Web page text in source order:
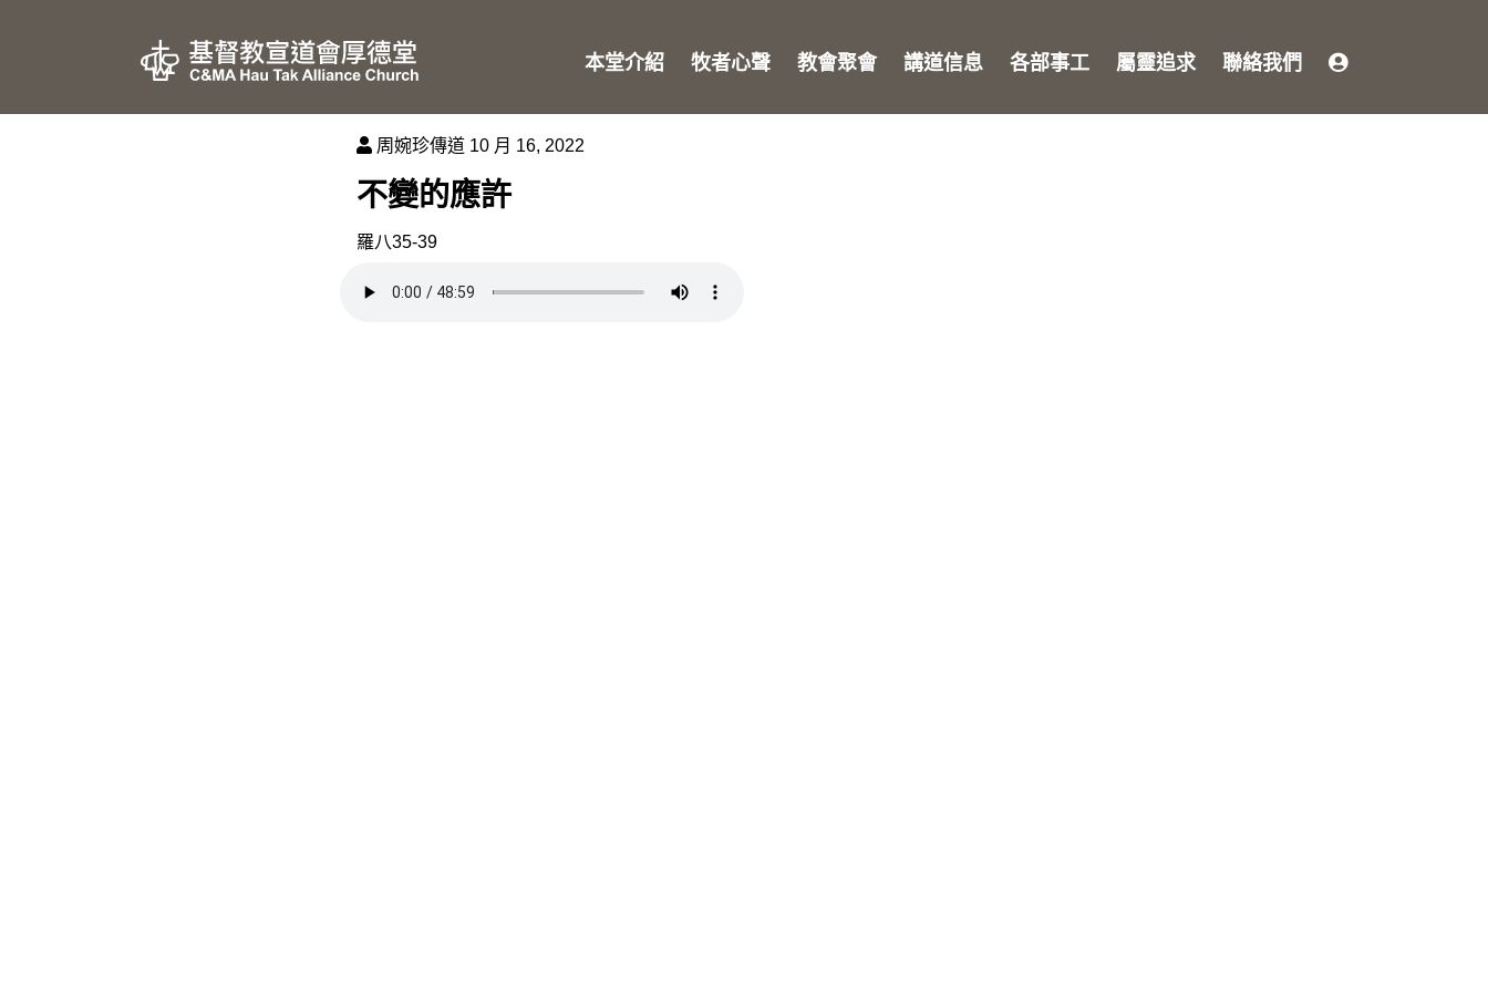
本堂介紹 牧者心聲 教會聚會 講道信息 各部事工 屬靈追求 聯絡我們
周婉珍傳道 10 月 16, 2022
不變的應許
羅八35-39